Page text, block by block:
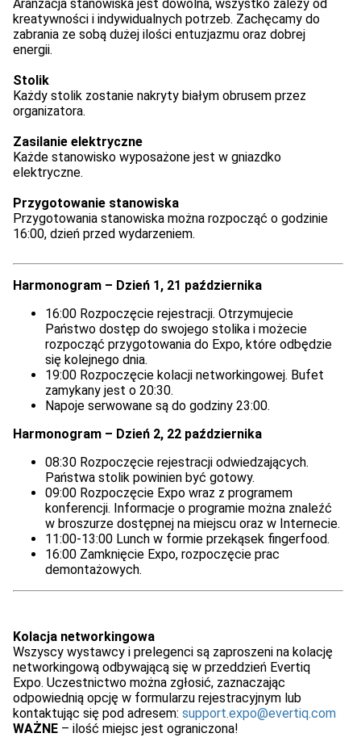
Aranżacja stanowiska jest dowolna, wszystko zależy od
kreatywności i indywidualnych potrzeb. Zachęcamy do
zabrania ze sobą dużej ilości entuzjazmu oraz dobrej
energii.
Stolik
Każdy stolik zostanie nakryty białym obrusem przez
organizatora.
Zasilanie elektryczne
Każde stanowisko wyposażone jest w gniazdko
elektryczne.
Przygotowanie stanowiska
Przygotowania stanowiska można rozpocząć o godzinie
16:00, dzień przed wydarzeniem.
Harmonogram – Dzień 1, 21 października
16:00 Rozpoczęcie rejestracji. Otrzymujecie
Państwo dostęp do swojego stolika i możecie
rozpocząć przygotowania do Expo, które odbędzie
się kolejnego dnia.
19:00 Rozpoczęcie kolacji networkingowej. Bufet
zamykany jest o 20:30.
Napoje serwowane są do godziny 23:00.
Harmonogram – Dzień 2, 22 października
08:30 Rozpoczęcie rejestracji odwiedzających.
Państwa stolik powinien być gotowy.
09:00 Rozpoczęcie Expo wraz z programem
konferencji. Informacje o programie można znaleźć
w broszurze dostępnej na miejscu oraz w Internecie.
11:00-13:00 Lunch w formie przekąsek fingerfood.
16:00 Zamknięcie Expo, rozpoczęcie prac
demontażowych.
Kolacja networkingowa
Wszyscy wystawcy i prelegenci są zaproszeni na kolację
networkingową odbywającą się w przeddzień Evertiq
Expo. Uczestnictwo można zgłosić, zaznaczając
odpowiednią opcję w formularzu rejestracyjnym lub
kontaktując się pod adresem: support.expo@evertiq.com
WAŻNE – ilość miejsc jest ograniczona!